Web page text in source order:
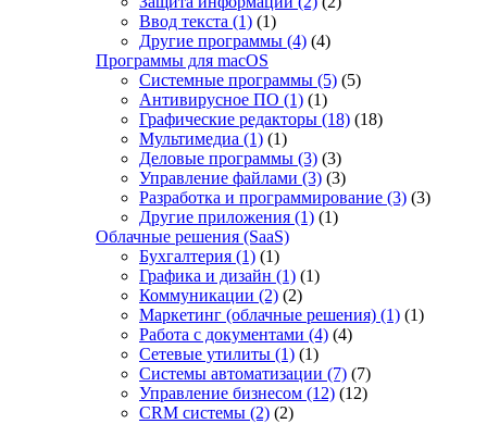
Ввод текста (1) (1)
Другие программы (4) (4)
Программы для macOS
Системные программы (5) (5)
Антивирусное ПО (1) (1)
Графические редакторы (18) (18)
Мультимедиа (1) (1)
Деловые программы (3) (3)
Управление файлами (3) (3)
Разработка и программирование (3) (3)
Другие приложения (1) (1)
Облачные решения (SaaS)
Бухгалтерия (1) (1)
Графика и дизайн (1) (1)
Коммуникации (2) (2)
Маркетинг (облачные решения) (1) (1)
Работа с документами (4) (4)
Сетевые утилиты (1) (1)
Системы автоматизации (7) (7)
Управление бизнесом (12) (12)
CRM системы (2) (2)